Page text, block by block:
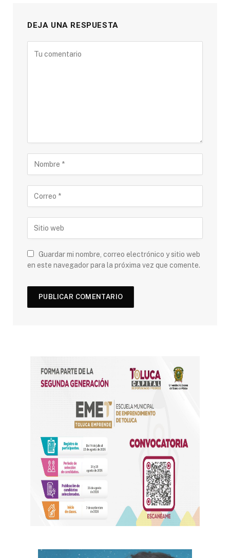
DEJA UNA RESPUESTA
Guardar mi nombre, correo electrónico y sitio web
en este navegador para la próxima vez que comente.